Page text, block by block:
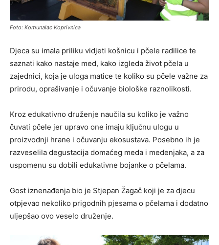
Foto: Komunalac Koprivnica
Djeca su imala priliku vidjeti košnicu i pčele radilice te
saznati kako nastaje med, kako izgleda život pčela u
zajednici, koja je uloga matice te koliko su pčele važne za
prirodu, oprašivanje i očuvanje biološke raznolikosti.
Kroz edukativno druženje naučila su koliko je važno
čuvati pčele jer upravo one imaju ključnu ulogu u
proizvodnji hrane i očuvanju ekosustava. Posebno ih je
razveselila degustacija domaćeg meda i medenjaka, a za
uspomenu su dobili edukativne bojanke o pčelama.
Gost iznenađenja bio je Stjepan Žagač koji je za djecu
otpjevao nekoliko prigodnih pjesama o pčelama i dodatno
uljepšao ovo veselo druženje.